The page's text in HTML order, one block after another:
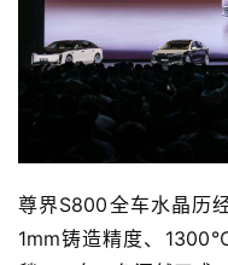
尊界S800全车水晶历
1mm铸造精度、